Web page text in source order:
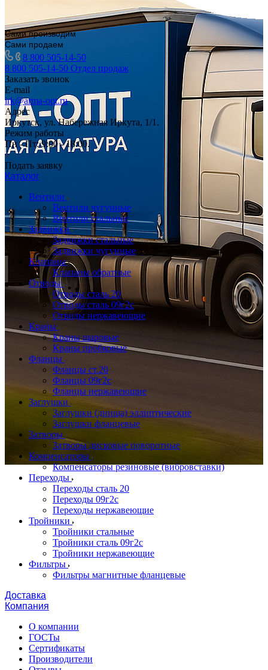
Сами производим
Сами продаем
8 800 505-14-50
8 800 505-14-50 Отдел продаж
Заказать звонок
E-mail
irk@arma-opt.ru
Адрес
Иркутск, ул. Набережная Иркута, 1/1.
Режим работы
Пн - Пт: 9:00 - 18:00.
Подать заявку
Каталог
Вентили
Вентили чугунные
Вентили стальные
Задвижки
Задвижки стальные
Задвижки чугунные
Клапаны
Клапаны обратные
Отводы
Отводы сталь 20
Отводы сталь 09г2с
Отводы нержавеющие
Краны
Краны шаровые
Краны пробковые
Фланцы
Фланцы ст.20
Фланцы 09г2с
Фланцы нержавеющие
Заглушки
Заглушки (днища) эллиптические
Заглушки фланцевые
Затворы
Затворы дисковые поворотные
Компенсаторы
Компенсаторы резиновые (вибровставки)
Переходы
Переходы сталь 20
Переходы 09г2с
Переходы нержавеющие
Тройники
Тройники стальные
Тройники сталь 09г2с
Тройники нержавеющие
Фильтры
Фильтры магнитные фланцевые
Доставка
Компания
О компании
ГОСТы
Сертификаты
Производители